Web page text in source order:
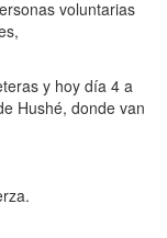
voluntarias
y hoy día 4 a
Hushé, donde van